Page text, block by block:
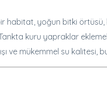
habitat, yoğun bitki
kuru yapraklar
ve mükemmel su kalitesi,